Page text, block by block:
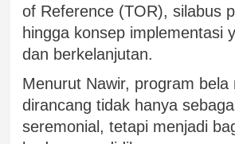
of Reference (TOR), silabus
hingga konsep implementasi
dan berkelanjutan.
Menurut Nawir, program bela
dirancang tidak hanya
seremonial, tetapi menjadi